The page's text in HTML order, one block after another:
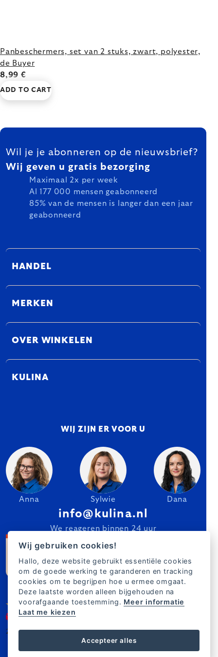
Panbeschermers, set van 2 stuks, zwart, polyester,
de Buyer
8,99 €
ADD TO CART
FOOTER
Wil je je abonneren op de nieuwsbrief?
Wij geven u gratis bezorging
Maximaal 2x per week
Al 177 000 mensen geabonneerd
85% van de mensen is langer dan een jaar
geabonneerd
HANDEL
MERKEN
OVER WINKELEN
KULINA
WIJ ZIJN ER VOOR U
Anna Sylwie Dana
info@kulina.nl
We reageren binnen 24 uur
2007–2025 Kulina.nl NL
Wij gebruiken cookies!
Hallo, deze website gebruikt essentiële cookies
om de goede werking te garanderen en tracking
cookies om te begrijpen hoe u ermee omgaat.
Deze laatste worden alleen bijgehouden na
voorafgaande toestemming. Meer informatie
Laat me kiezen
Accepteer alles